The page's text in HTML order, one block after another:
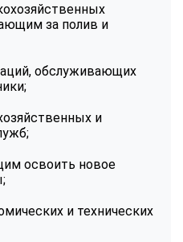
за полив и
обслуживающих
и
освоить новое
и технических